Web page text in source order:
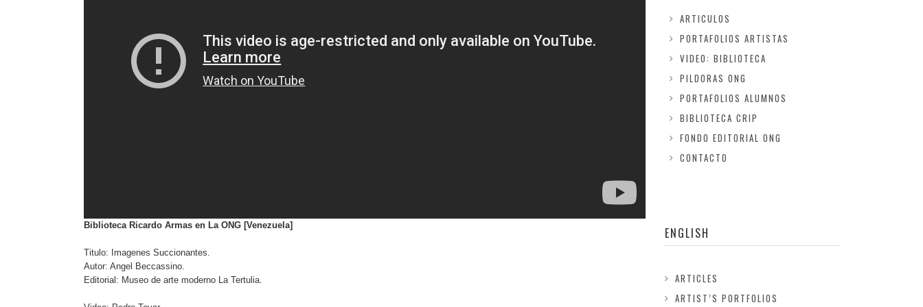
Biblioteca Ricardo Armas en La ONG [Venezuela]
Titulo: Imagenes Succionantes.
Autor: Angel Beccassino.
Editorial: Museo de arte moderno La Tertulia.
ARTICULOS
PORTAFOLIOS ARTISTAS
VIDEO: BIBLIOTECA
PILDORAS ONG
PORTAFOLIOS ALUMNOS
BIBLIOTECA CRIP
FONDO EDITORIAL ONG
CONTACTO
ENGLISH
ARTICLES
ARTIST’S PORTFOLIOS